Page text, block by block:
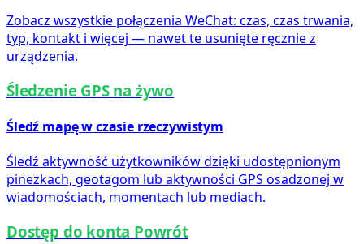
Zobacz wszystkie połączenia WeChat: czas, czas trwania,
typ, kontakt i więcej — nawet te usunięte ręcznie z
urządzenia.
Śledzenie GPS na żywo
Śledź mapę w czasie rzeczywistym
Śledź aktywność użytkowników dzięki udostępnionym
pinezkach, geotagom lub aktywności GPS osadzonej w
wiadomościach, momentach lub mediach.
Dostęp do konta Powrót